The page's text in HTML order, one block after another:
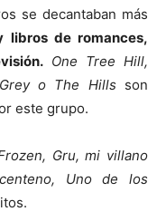
se decantaban más
libros de romances,
One Tree Hill,
o The Hills son
este grupo.
Gru, mi villano
Uno de los